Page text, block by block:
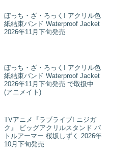
ぼっち・ざ・ろっく! アクリル色
紙結束バンド Waterproof Jacket
2026年11月下旬発売
ぼっち・ざ・ろっく! アクリル色
紙結束バンド Waterproof Jacket
2026年11月下旬発売 で取扱中
(アニメイト)
TVアニメ『ラブライブ! ニジガ
ク』 ビッグアクリルスタンド バ
トルアーマー 桜坂しずく 2026年
10月下旬発売